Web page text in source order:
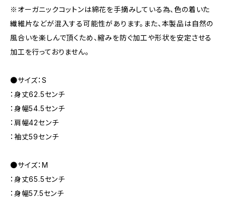
※オーガニックコットンは綿花を手摘みしている為、色の着いた
繊維片などが混入する可能性があります。また、本製品は自然の
風合いを楽しんで頂くため、縮みを防ぐ加工や形状を安定させる
加工を行っておりません。
●サイズ：S
：身丈62.5センチ
：身幅54.5センチ
：肩幅42センチ
：袖丈59センチ
●サイズ：M
：身丈65.5センチ
：身幅57.5センチ